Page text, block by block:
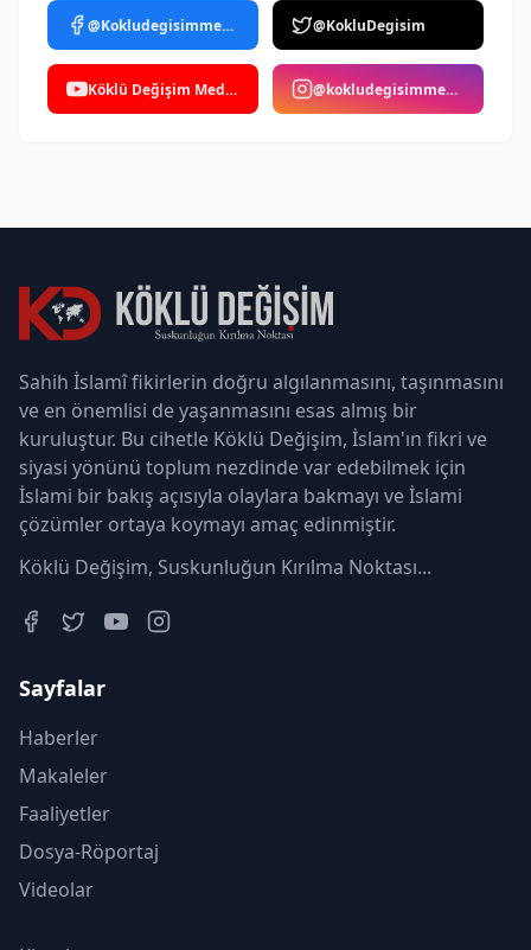
@Kokludegisimmedya @KokluDegisim
Köklü Değişim Medya @kokludegisimmedya
Sahih İslamî fikirlerin doğru algılanmasını, taşınmasını
ve en önemlisi de yaşanmasını esas almış bir
kuruluştur. Bu cihetle Köklü Değişim, İslam'ın fikri ve
siyasi yönünü toplum nezdinde var edebilmek için
İslami bir bakış açısıyla olaylara bakmayı ve İslami
çözümler ortaya koymayı amaç edinmiştir.
Köklü Değişim, Suskunluğun Kırılma Noktası...
Sayfalar
Haberler
Makaleler
Faaliyetler
Dosya-Röportaj
Videolar